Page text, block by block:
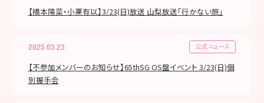
【橋本陽菜・小栗有以】3/23(日)放送 山梨放送「行かない旅」
2025.03.23 公式ニュース
【不参加メンバーのお知らせ】65thSG OS盤イベント 3/23(日)個
別握手会